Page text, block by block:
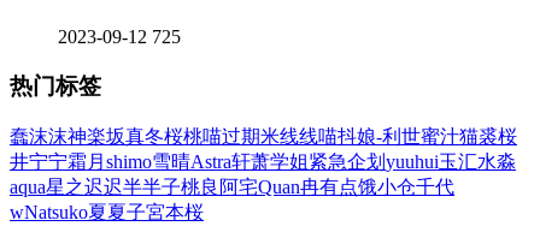
2023-09-12 725
热门标签
蠢沫沫神楽坂真冬桜桃喵过期米线线喵抖娘-利世蜜汁猫裘桜
井宁宁霜月shimo雪晴Astra轩萧学姐紧急企划 yuuhui玉汇水淼
aqua星之迟迟半半子桃良阿宅Quan冉有点饿小仓千代
wNatsuko夏夏子宮本桜